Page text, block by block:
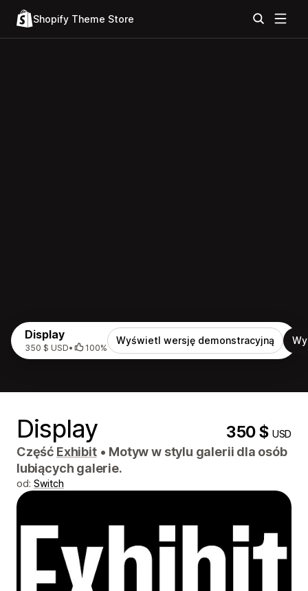
Shopify Theme Store
Display
350 $ USD• 100%
Wyświetl wersję demonstracyjną
Display 350 $USD
Część Exhibit • Motyw w stylu galerii dla osób
lubiących galerie.
od: Switch